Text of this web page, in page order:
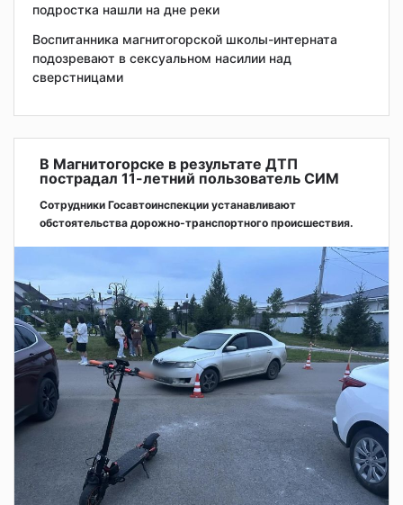
подростка нашли на дне реки
Воспитанника магнитогорской школы-интерната
подозревают в сексуальном насилии над
сверстницами
В Магнитогорске в результате ДТП
пострадал 11-летний пользователь СИМ
Сотрудники Госавтоинспекции устанавливают
обстоятельства дорожно-транспортного происшествия.